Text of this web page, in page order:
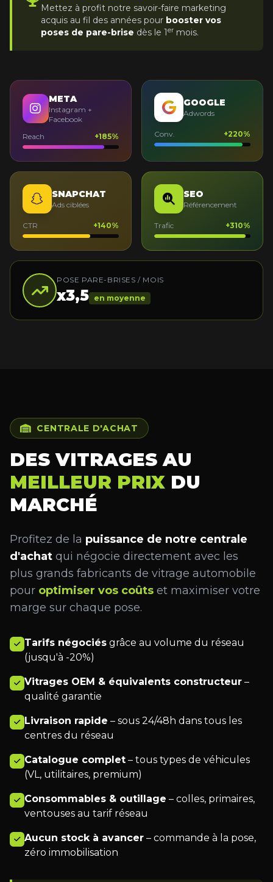
META
Instagram +
Facebook
Reach
+185%
GOOGLE
Adwords
Conv. +220%
SNAPCHAT
Ads ciblées
CTR +140%
SEO
Référencement
Trafic +310%
POSE PARE-BRISES / MOIS
x3,5 en moyenne
Mettez à profit notre savoir-faire marketing
acquis au fil des années pour booster vos
poses de pare-brise dès le 1er mois.
CENTRALE D'ACHAT
DES VITRAGES AU
MEILLEUR PRIX DU
MARCHÉ
Profitez de la puissance de notre centrale
d'achat qui négocie directement avec les
plus grands fabricants de vitrage automobile
pour optimiser vos coûts et maximiser votre
marge sur chaque pose.
Tarifs négociés grâce au volume du réseau
(jusqu'à -20%)
Vitrages OEM & équivalents constructeur –
qualité garantie
Livraison rapide – sous 24/48h dans tous les
centres du réseau
Catalogue complet – tous types de véhicules
(VL, utilitaires, premium)
Consommables & outillage – colles, primaires,
ventouses au tarif réseau
Aucun stock à avancer – commande à la pose,
zéro immobilisation